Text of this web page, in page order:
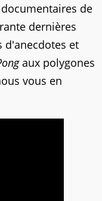
de
dernières
d'anecdotes et
aux polygones
vous en